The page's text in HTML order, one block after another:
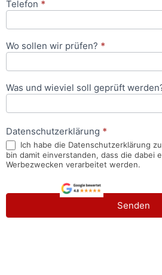
Telefon *
Wo sollen wir prüfen? *
Was und wieviel soll geprüft
Datenschutzerklärung *
Ich habe die Datenschutzerklärung
bin damit einverstanden, dass die dabei
Werbezwecken verarbeitet werden.
Senden